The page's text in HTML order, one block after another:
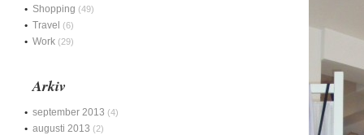
Shopping (49)
Travel (6)
Work (29)
Arkiv
september 2013 (4)
augusti 2013 (2)